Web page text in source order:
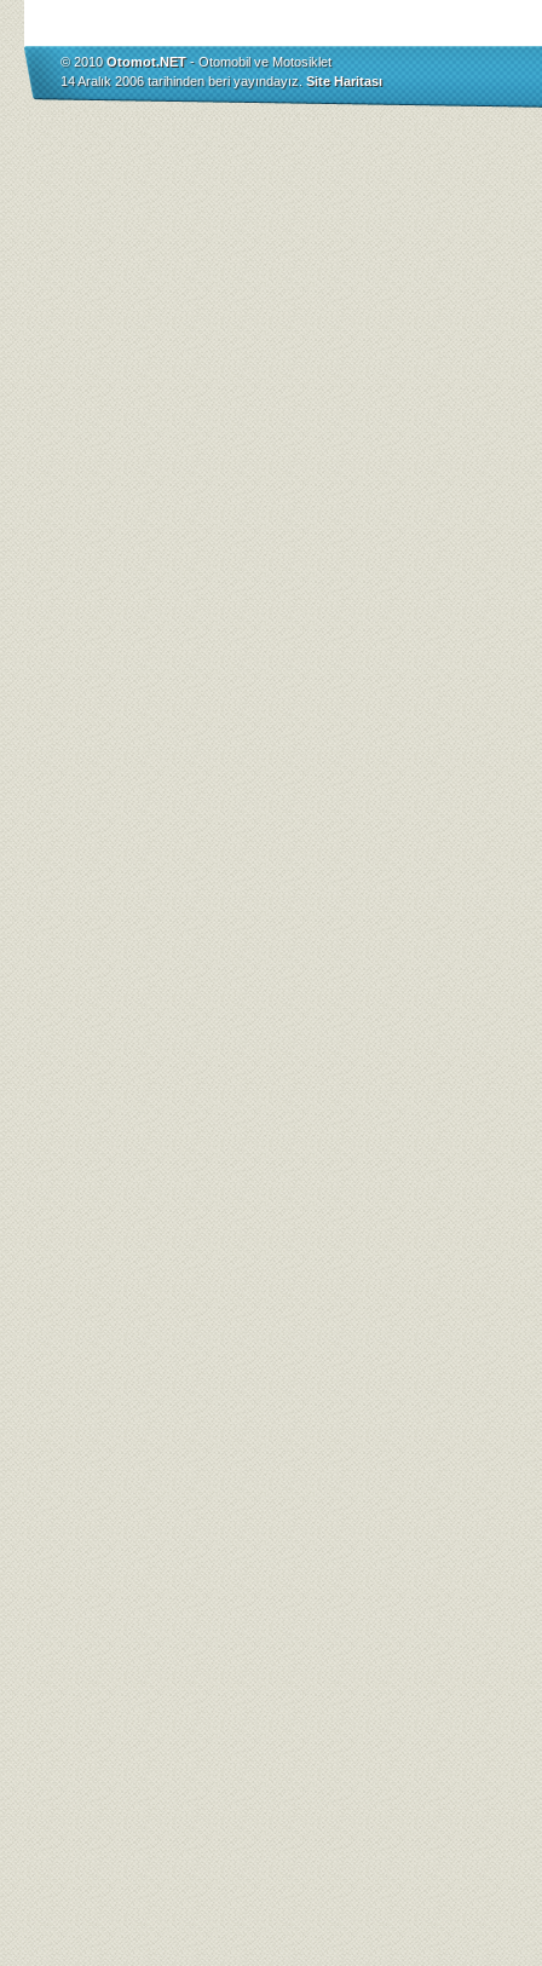
© 2010Otomot.NET- Otomobil ve Motosiklet
14 Aralık 2006 tarihinden beri yayındayız. Site Haritası